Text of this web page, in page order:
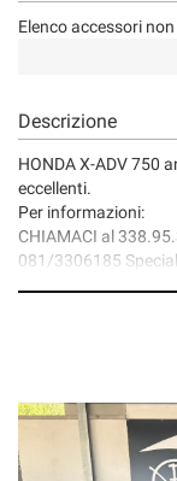
Elenco accessori
Descrizione
HONDA X-ADV 750
eccellenti.
Per informazioni:
CHIAMACI al
081/3306185
FB: Special Auto di
Instagram:
IMMEDIATA.
Siamo aperti anche